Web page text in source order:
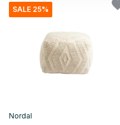
SALE 25%
Nordal